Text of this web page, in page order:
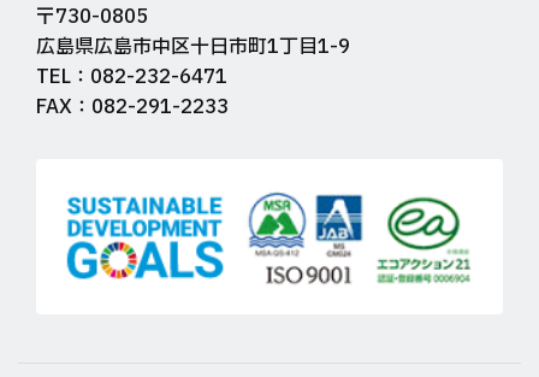
〒730-0805
広島県広島市中区十日市町1丁目1-9
TEL：082-232-6471
FAX：082-291-2233